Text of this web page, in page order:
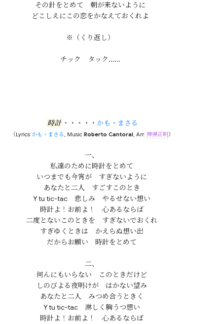
その針をとめて　朝が来ないように
どこしえにこの恋をかなえておくれよ
※（くり返し）
時計 ・・・・・ かも・まさる
（Lyrics かも・まさる, MusicRoberto Cantoral, Arr.神保正明）
一、
私達のために時計をとめて
いつまでも今宵が　すぎないように
あなたと二人　すごすこのとき
Y tu tic-tac　悲しみ　やるせない想い
時計よ！お前よ！　心あるならば
二度とないこのときを　すぎないでおくれ
すぎゆくときは　かえらぬ想い出
だからお願い　時計をとめて
二、
何んにもいらない　このときだけど
しのびよる夜明けが　はかない望み
あなたと二人　みつめ合うときく
Y tu tic-tac　淋しく胸うつ想い
時計よ！お前よ！　心あるならば